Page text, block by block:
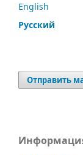
English
Русский
Отправить